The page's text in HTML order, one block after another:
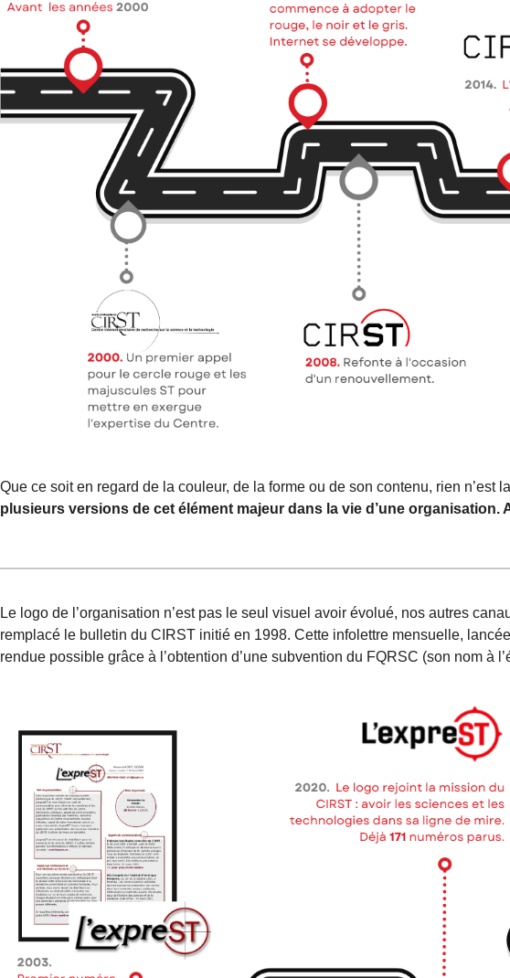
Que ce soit en regard de la couleur, de la forme ou de son contenu, rien n’est
plusieurs versions de cet élément majeur dans la vie d’une
Le logo de l’organisation n’est pas le seul visuel avoir évolué, nos autres
remplacé le bulletin du CIRST initié en 1998. Cette infolettre mensuelle,
rendue possible grâce à l’obtention d’une subvention du FQRSC (son nom à